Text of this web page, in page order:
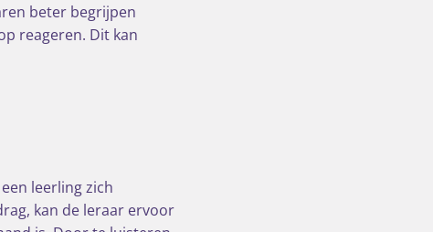
beter begrijpen
reageren. Dit kan
leerling zich
kan de leraar ervoor